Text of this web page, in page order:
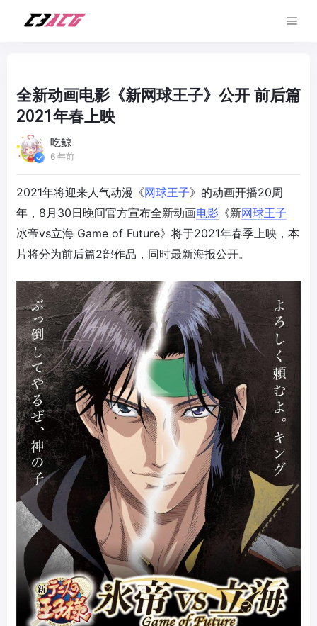
全新动画电影《新网球王子》公开 前后篇
2021年春上映
吃鲸
6 年前
2021年将迎来人气动漫《网球王子》的动画开播20周
年，8月30日晚间官方宣布全新动画电影 《新网球王子
冰帝vs立海 Game of Future》将于2021年春季上映，本
片将分为前后篇2部作品，同时最新海报公开。